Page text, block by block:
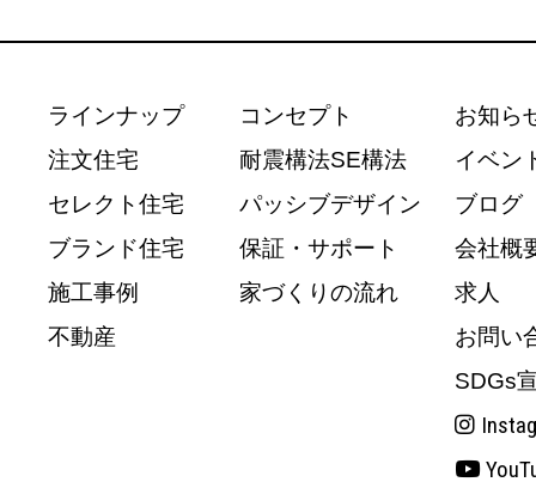
ラインナップ
注文住宅
セレクト住宅
ブランド住宅
施工事例
不動産
コンセプト
耐震構法SE構法
パッシブデザイン
保証・サポート
家づくりの流れ
お知ら
イベン
ブログ
会社概
求人
お問い
SDGs